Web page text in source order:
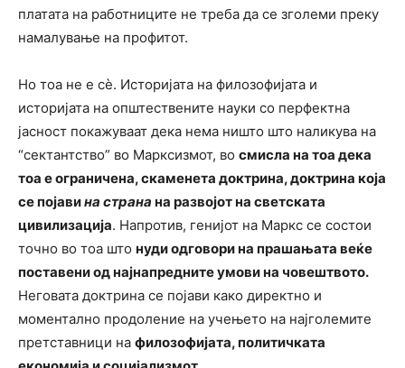
платата на работниците не треба да се зголеми преку
намалување на профитот.
Но тоа не е сè. Историјата на филозофијата и
историјата на општествените науки со перфектна
јасност покажуваат дека нема ништо што наликува на
“сектантство” во Марксизмот, во смисла на тоа дека
тоа е ограничена, скаменета доктрина, доктрина која
се појавина страна на развојот на светската
цивилизација. Напротив, генијот на Маркс се состои
точно во тоа што нуди одговори на прашањата веќе
поставени од најнапредните умови на човештвото.
Неговата доктрина се појави како директно и
моментално продоление на учењето на најголемите
претставници на филозофијата, политичката